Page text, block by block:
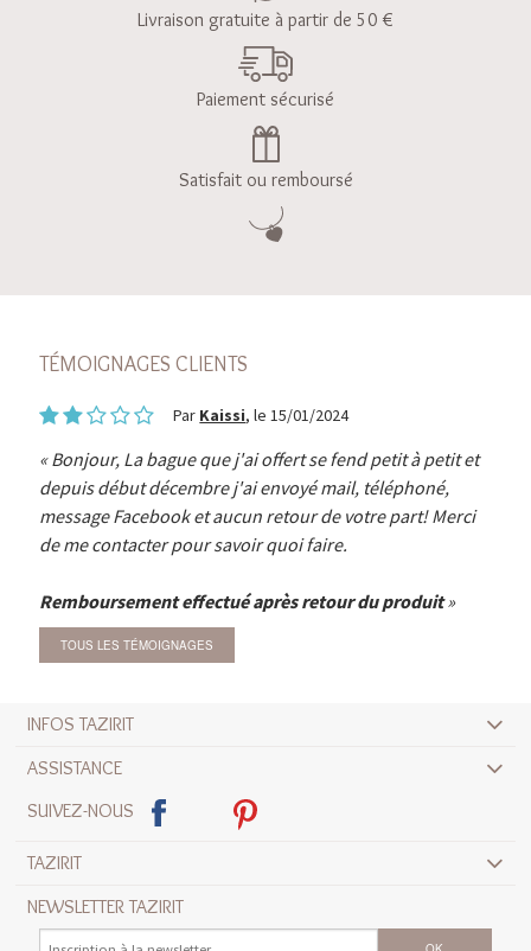
Livraison gratuite à partir de 50 €
Paiement sécurisé
Satisfait ou remboursé
TÉMOIGNAGES CLIENTS
Par Kaissi, le 15/01/2024
Bonjour, La bague que j'ai offert se fend petit à petit et
depuis début décembre j'ai envoyé mail, téléphoné,
message Facebook et aucun retour de votre part! Merci
de me contacter pour savoir quoi faire.
Remboursement effectué après retour du produit
TOUS LES TÉMOIGNAGES
INFOS TAZIRIT
ASSISTANCE
SUIVEZ-NOUS
TAZIRIT
NEWSLETTER TAZIRIT